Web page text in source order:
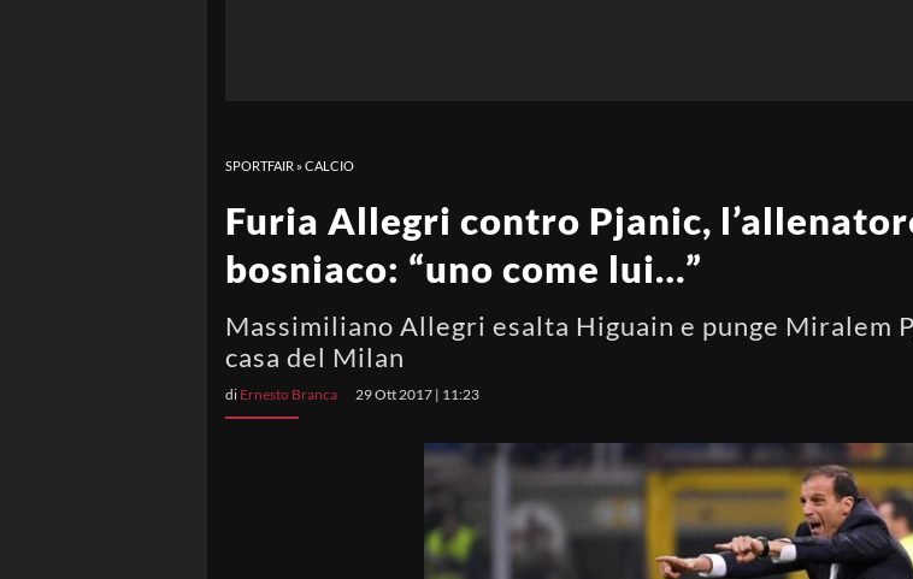
SPORTFAIR »CALCIO
Furia Allegri contro Pjanic,
bosniaco: “uno come lui…”
Massimiliano Allegri esalta Higuain e punge Miralem
casa del Milan
di Ernesto Branca 29 Ott 2017 | 11:23